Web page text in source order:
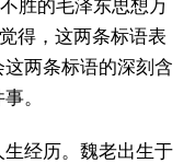
胜的毛泽东思想万
得，这两条标语表
两条标语的深刻含
。
经历。魏老出生于